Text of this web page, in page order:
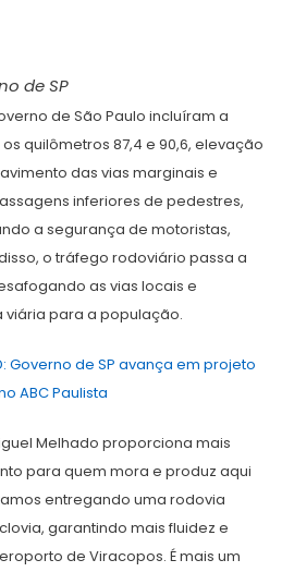
de SP
de São Paulo incluíram a
quilômetros 87,4 e 90,6, elevação
das vias marginais e
inferiores de pedestres,
a segurança de motoristas,
o tráfego rodoviário passa a
as vias locais e
para a população.
Governo de SP avança em projeto
ABC Paulista
Melhado proporciona mais
para quem mora e produz aqui
entregando uma rodovia
garantindo mais fluidez e
de Viracopos. É mais um